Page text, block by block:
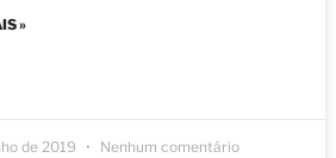
»
de 2019 Nenhum comentário